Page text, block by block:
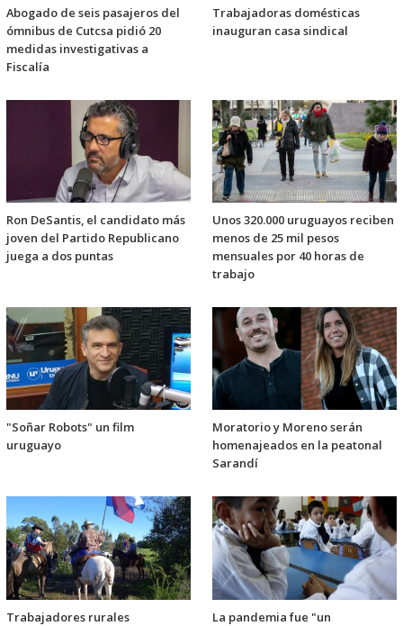
Abogado de seis pasajeros del
ómnibus de Cutcsa pidió 20
medidas investigativas a
Fiscalía
Trabajadoras domésticas
inauguran casa sindical
Ron DeSantis, el candidato más
joven del Partido Republicano
juega a dos puntas
Unos 320.000 uruguayos reciben
menos de 25 mil pesos
mensuales por 40 horas de
trabajo
"Soñar Robots" un film
uruguayo
Moratorio y Moreno serán
homenajeados en la peatonal
Sarandí
Trabajadores rurales La pandemia fue "un